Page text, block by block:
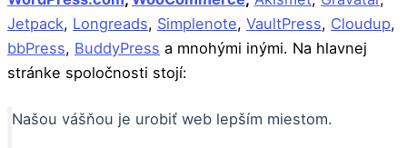
Jetpack, Longreads, Simplenote, VaultPress, Cloudup,
bbPress, BuddyPress a mnohými inými. Na hlavnej
stránke spoločnosti stojí:
Našou vášňou je urobiť web lepším miestom.